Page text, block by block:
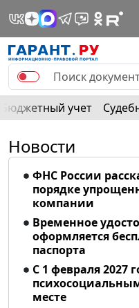
Бюджетный учет
Новости
ФНС России
порядке
компании
Временное
оформляется
паспорта
С 1 февраля 2027
месте